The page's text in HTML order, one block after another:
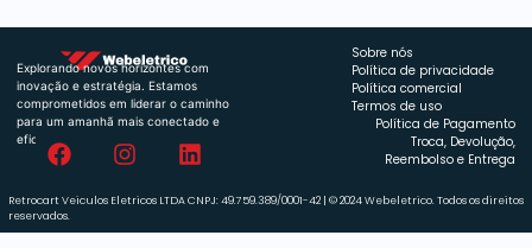
Explorando novos horizontes com
inovação e estratégia. Estamos
comprometidos em liderar o caminho
para um amanhã mais conectado e
eficiente.
Sobre nós
Política de privacidade
Política comercial
Termos de uso
Política de Pagamento
Troca, Devolução,
Reembolso e Entrega
Retrocart Veiculos Eletricos LTDA CNPJ: 49.759.389/0001-42 | © 2024 Webeletrico. Todos os direitos
reservados.